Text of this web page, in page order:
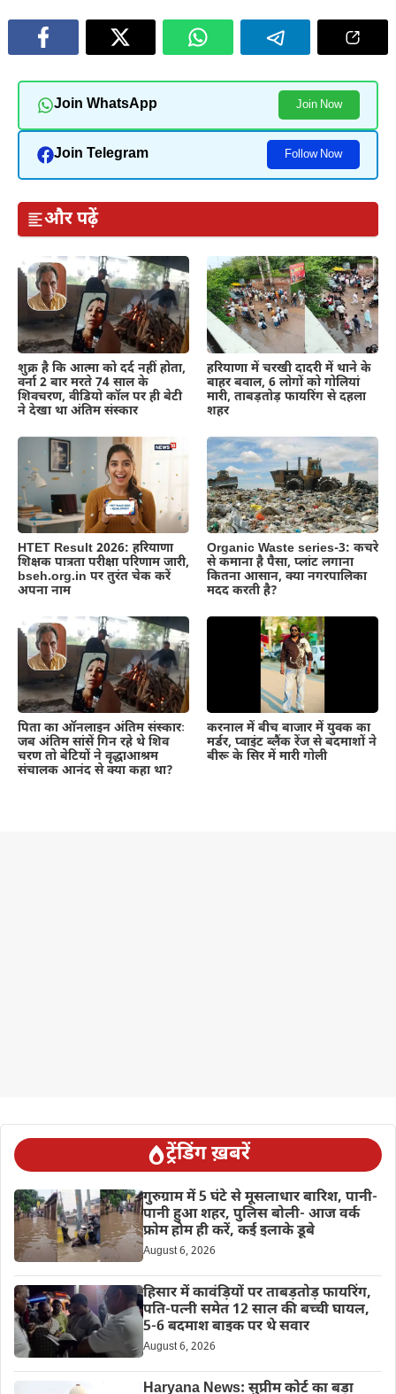
Join WhatsApp Join Now
Join Telegram Follow Now
और पढ़ें
शुक्र है कि आत्मा को दर्द नहीं होता,
वर्ना 2 बार मरते 74 साल के
शिवचरण, वीडियो कॉल पर ही बेटी
ने देखा था अंतिम संस्कार
हरियाणा में चरखी दादरी में थाने के
बाहर बवाल, 6 लोगों को गोलियां
मारी, ताबड़तोड़ फायरिंग से दहला
शहर
HTET Result 2026: हरियाणा
शिक्षक पात्रता परीक्षा परिणाम जारी,
bseh.org.in पर तुरंत चेक करें
अपना नाम
Organic Waste series-3: कचरे
से कमाना है पैसा, प्लांट लगाना
कितना आसान, क्या नगरपालिका
मदद करती है?
पिता का ऑनलाइन अंतिम संस्कारः
जब अंतिम सांसें गिन रहे थे शिव
चरण तो बेटियों ने वृद्धाआश्रम
संचालक आनंद से क्या कहा था?
करनाल में बीच बाजार में युवक का
मर्डर, प्वाइंट ब्लैंक रेंज से बदमाशों ने
बीरू के सिर में मारी गोली
ट्रेंडिंग ख़बरें
गुरुग्राम में 5 घंटे से मूसलाधार बारिश, पानी-
पानी हुआ शहर, पुलिस बोली- आज वर्क
फ्रोम होम ही करें, कई इलाके डूबे
August 6, 2026
हिसार में कावंड़ियों पर ताबड़तोड़ फायरिंग,
पति-पत्नी समेत 12 साल की बच्ची घायल,
5-6 बदमाश बाइक पर थे सवार
August 6, 2026
Haryana News: सुप्रीम कोर्ट का बड़ा